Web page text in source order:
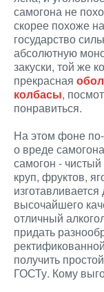
самогона не
скорее похоже
государство
абсолютную
закуски, той же
прекрасная
колбасы,
понравиться.
На этом фоне
о вреде
самогон -
круп, фруктов,
высочайшего
отличный
придать
получить
ГОСТу. Кому